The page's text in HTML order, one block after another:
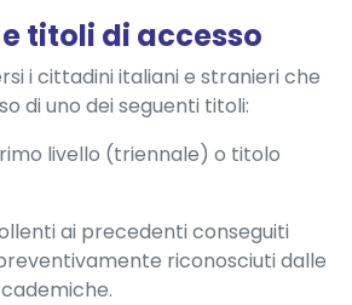
titoli di accesso
i cittadini italiani e stranieri che
di uno dei seguenti titoli:
livello (triennale) o titolo
ai precedenti conseguiti
riconosciuti dalle